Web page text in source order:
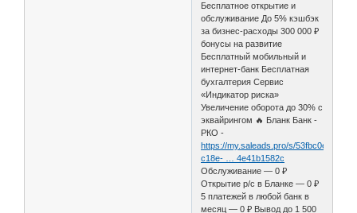
Бесплатное открытие и
обслуживание До 5% кэшбэк
за бизнес-расходы 300 000 ₽
бонусы на развитие
Бесплатный мобильный и
интернет-банк Бесплатная
бухгалтерия Сервис
«Индикатор риска»
Увеличение оборота до 30% с
эквайрингом 🔥 Бланк Банк -
РКО -
https://my.saleads.pro/s/53fbc0e0-
c18e- … 4e41b1582c
Обслуживание — 0 ₽
Открытие р/с в Бланке — 0 ₽
5 платежей в любой банк в
месяц — 0 ₽ Вывод до 1 500